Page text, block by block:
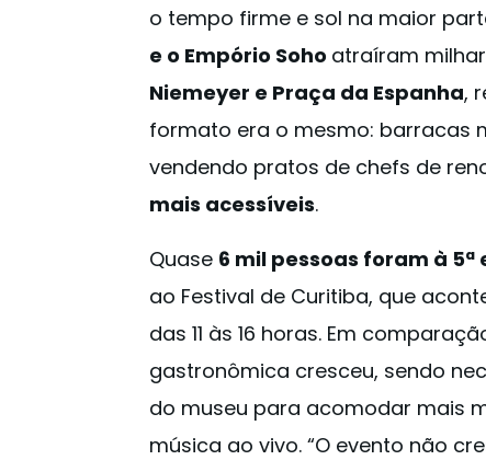
o tempo firme e sol na maior
e o Empório Soho atraíram
Niemeyer e Praça da Espanha,
formato era o mesmo: barracas
vendendo pratos de chefs de
mais acessíveis.
Quase 6 mil pessoas foram à
ao Festival de Curitiba, que
das 11 às 16 horas. Em
gastronômica cresceu, sendo
do museu para acomodar mais
música ao vivo. “O evento não